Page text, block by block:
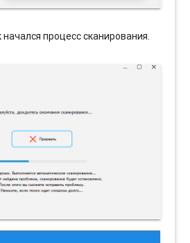
процесс сканирования.